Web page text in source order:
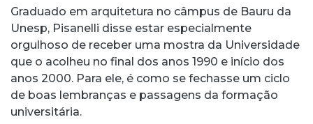
Graduado em arquitetura no câmpus de Bauru da
Unesp, Pisanelli disse estar especialmente
orgulhoso de receber uma mostra da Universidade
que o acolheu no final dos anos 1990 e início dos
anos 2000. Para ele, é como se fechasse um ciclo
de boas lembranças e passagens da formação
universitária.